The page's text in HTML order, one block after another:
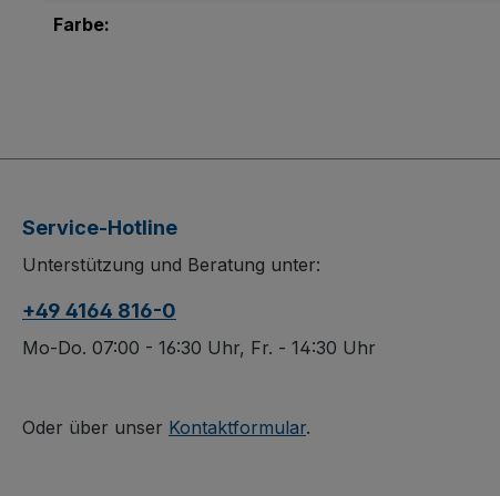
Farbe:
Service-Hotline
Unterstützung und Beratung unter:
+49 4164 816-0
Mo-Do. 07:00 - 16:30 Uhr, Fr. - 14:30 Uhr
Oder über unser Kontaktformular.